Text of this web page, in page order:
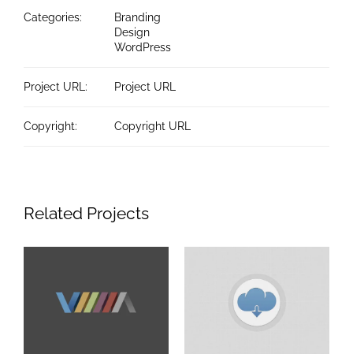
Categories:
Branding
Design
WordPress
Project URL: Project URL
Copyright: Copyright URL
Related Projects